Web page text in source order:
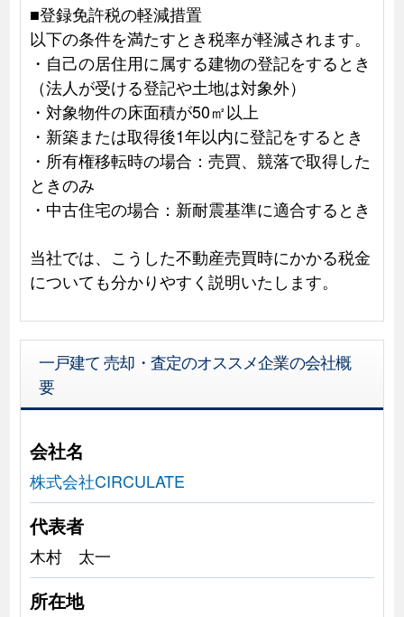
■登録免許税の軽減措置
以下の条件を満たすとき税率が軽減されます。
・自己の居住用に属する建物の登記をするとき
（法人が受ける登記や土地は対象外）
・対象物件の床面積が50㎡以上
・新築または取得後1年以内に登記をするとき
・所有権移転時の場合：売買、競落で取得した
ときのみ
・中古住宅の場合：新耐震基準に適合するとき
当社では、こうした不動産売買時にかかる税金
についても分かりやすく説明いたします。
一戸建て 売却・査定のオススメ企業の会社概
要
会社名
株式会社CIRCULATE
代表者
木村 太一
所在地